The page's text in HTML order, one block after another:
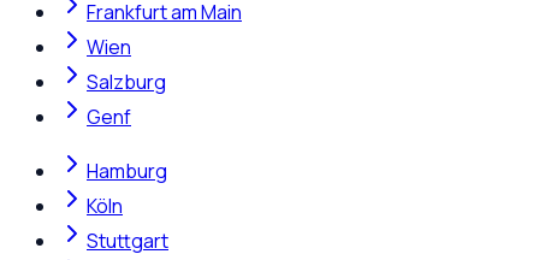
Frankfurt am Main
Wien
Salzburg
Genf
Hamburg
Köln
Stuttgart